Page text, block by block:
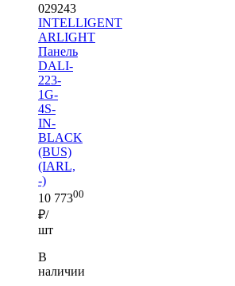
029243
INTELLIGENT
ARLIGHT
Панель
DALI-
223-
1G-
4S-
IN-
BLACK
(BUS)
(IARL,
-)
10 77300
₽/
шт
В
наличии